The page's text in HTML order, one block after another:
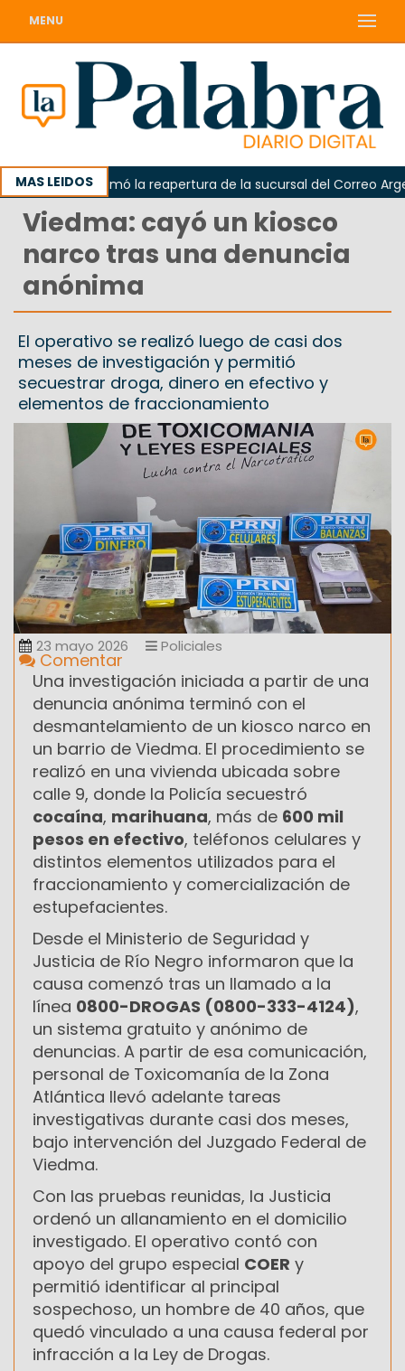
MENU
MAS LEIDOS
reclamó la reapertura de la sucursal del Correo
Viedma: cayó un kiosco
narco tras una denuncia
anónima
El operativo se realizó luego de casi dos
meses de investigación y permitió
secuestrar droga, dinero en efectivo y
elementos de fraccionamiento
23 mayo 2026 Policiales
Comentar
Una investigación iniciada a partir de una
denuncia anónima terminó con el
desmantelamiento de un kiosco narco en
un barrio de Viedma. El procedimiento se
realizó en una vivienda ubicada sobre
calle 9, donde la Policía secuestró
cocaína, marihuana, más de 600 mil
pesos en efectivo, teléfonos celulares y
distintos elementos utilizados para el
fraccionamiento y comercialización de
estupefacientes.
Desde el Ministerio de Seguridad y
Justicia de Río Negro informaron que la
causa comenzó tras un llamado a la
línea 0800-DROGAS (0800-333-4124),
un sistema gratuito y anónimo de
denuncias. A partir de esa comunicación,
personal de Toxicomanía de la Zona
Atlántica llevó adelante tareas
investigativas durante casi dos meses,
bajo intervención del Juzgado Federal de
Viedma.
Con las pruebas reunidas, la Justicia
ordenó un allanamiento en el domicilio
investigado. El operativo contó con
apoyo del grupo especial COER y
permitió identificar al principal
sospechoso, un hombre de 40 años, que
quedó vinculado a una causa federal por
infracción a la Ley de Drogas.